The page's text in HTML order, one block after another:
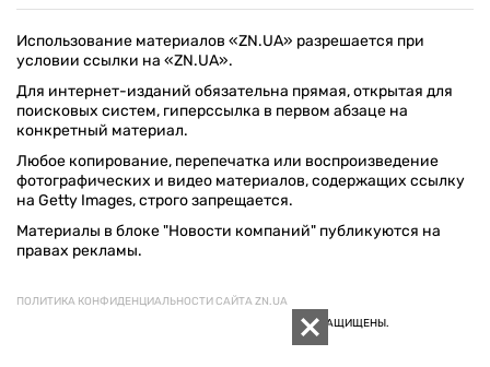
Использование материалов «ZN.UA» разрешается при
условии ссылки на «ZN.UA».
Для интернет-изданий обязательна прямая, открытая для
поисковых систем, гиперссылка в первом абзаце на
конкретный материал.
Любое копирование, перепечатка или воспроизведение
фотографических и видео материалов, содержащих ссылку
на Getty Images, строго запрещается.
Материалы в блоке "Новости компаний" публикуются на
правах рекламы.
ПОЛИТИКА КОНФИДЕНЦИАЛЬНОСТИ САЙТА ZN.UA
© 1994–2026 «ЗЕРКАЛО НЕДЕЛИ. УКРАИНА». ВСЕ ПРАВА ЗАЩИЩЕНЫ.